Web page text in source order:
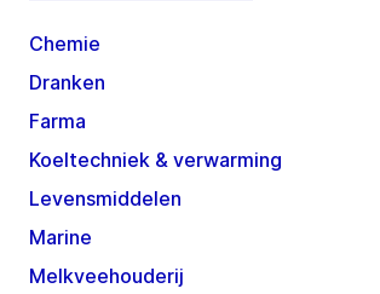
Chemie
Dranken
Farma
Koeltechniek & verwarming
Levensmiddelen
Marine
Melkveehouderij